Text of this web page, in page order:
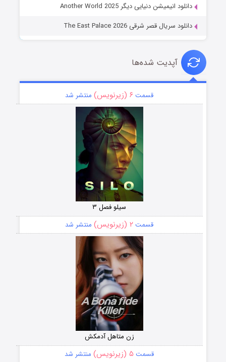
دانلود انیمیشن دنیایی دیگر Another World 2025
دانلود سریال قصر شرقی The East Palace 2026
آپدیت شده‌ها
قسمت ۶ (زیرنویس) منتشر شد
سیلو فصل ۳
قسمت ۲ (زیرنویس) منتشر شد
زن متاهل آدمکش
قسمت ۵ (زیرنویس) منتشر شد